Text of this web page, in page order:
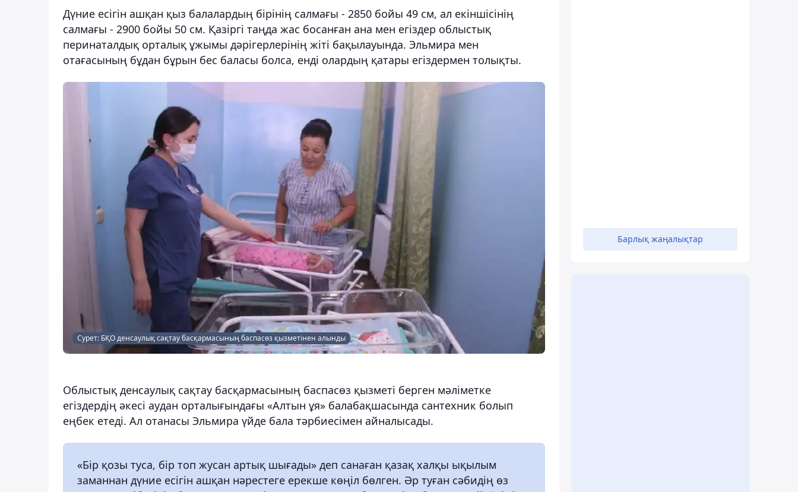
Дүние есігін ашқан қыз балалардың бірінің салмағы - 2850 бойы 49 см, ал екіншісінің
салмағы - 2900 бойы 50 см. Қазіргі таңда жас босанған ана мен егіздер облыстық
перинаталдық орталық ұжымы дәрігерлерінің жіті бақылауында. Эльмира мен
отағасының бұдан бұрын бес баласы болса, енді олардың қатары егіздермен толықты.
Сурет: БҚО денсаулық сақтау басқармасының баспасөз қызметінен алынды
Облыстық денсаулық сақтау басқармасының баспасөз қызметі берген мәліметке
егіздердің әкесі аудан орталығындағы «Алтын ұя» балабақшасында сантехник болып
еңбек етеді. Ал отанасы Эльмира үйде бала тәрбиесімен айналысады.
«Бір қозы туса, бір топ жусан артық шығады» деп санаған қазақ халқы ықылым
заманнан дүние есігін ашқан нәрестеге ерекше көңіл бөлген. Әр туған сәбидің өз
Барлық жаңалықтар